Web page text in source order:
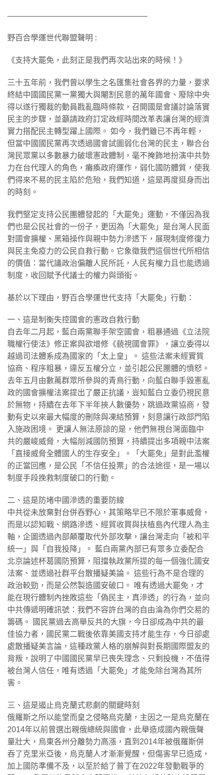
——————————————————
野百合學運世代聯盟聲明 :
《支持大罷免，此刻正是我們再次站出來的時候！》
三十五年前，我們曾以學生之名匯集社會各界的力量，要求
終結中國國民黨一黨獨大與閹割民意的萬年國會、廢除中央
得以遂行獨裁的動員戡亂臨時條款，召開國是會議討論落實
民主的步驟，並籲請政府訂定政經時間改革表讓台灣的經濟
實力搭配民主轉型躍上國際。 如今，我們雖已不再年輕，
但當中國國民黨再次透過國會試圖弱化台灣的民主，聯合台
灣民眾黨以多數暴力破壞憲政體制，毫不掩飾地扮演中共勢
力在台代理人的角色，癱瘓政府運作，弱化國防體質，使我
們得來不易的民主陷於危殆，我們知道，這是再度挺身而出
的時刻。
我們堅定支持公民團體發起的「大罷免」運動，不僅因為我
們也是公民社會的一份子，更因為「大罷免」是台灣人民面
對國會擴權、黑箱操作與親中勢力滲透下，展現制度修復力
與民主免疫力的公民自救行動。它象徵我們這個世代所相信
的價值：當代議政治偏離人民所託，人民有權力且也能透過
制度，收回賦予代議士的權力與頭銜。
基於以下理由，野百合學運世代支持「大罷免」行動：
一、這是制衡失控國會的憲政自救行動
自去年二月起，藍白兩黨聯手架空國會，粗暴通過《立法院
職權行使法》修正案與欲增修《藐視國會罪》，讓立委得以
越過司法體系成為國家的「太上皇」。 這些法案未經實質
協商、程序粗暴，違反五權分立，並引起公民團體的憤怒。
去年五月由數萬群眾所參與的青鳥行動，向藍白聯手毀憲亂
政的國會擴權法案提出了嚴正抗議，豈知藍白立委仍視民意
於無物，持續在去年下半年挾人數優勢，跳過政黨協商，發
動有史以來最大幅度的刪除與凍結預算，刻意讓行政部門陷
入施政困境。 更讓人無法原諒的是，他們無視台灣面臨中
共的嚴峻威脅，大幅削減國防預算，持續提出多項親中法案
「直接威脅全體國人的生存安全」。「大罷免」是對此濫權
的正當回應，是公民「不信任投票」的合法途徑，是一場以
制度手段挽救制度破口的行動。
二、這是防堵中國滲透的重要防線
中共從未放棄對台併吞野心，其策略早已不限於軍事威脅，
而是以認知戰、網路滲透、經貿收買與扶植島內代理人為主
軸，企圖透過內部顛覆取代外部攻擊，讓台灣走向「被和平
統一」與「自我投降」。 藍白兩黨內部已有眾多立委配合
北京論述杯葛國防預算，阻擋執政黨所提的每一個強化國安
法案、並透過社群平台散播疑美論。 這些行為不是合理的
政治較勁，而是公然製造國安破口。 唯有透過大罷免，才
能在現行體制內挫敗這些「偽民主，真滲透」的行為，並向
中共傳遞明確訊號：我們不容許台灣的自由淪為你們交易的
籌碼。 國民黨過去高舉反共的大旗，今日卻成為中共的最
佳協力者，國民黨二戰後依靠美國支持才能生存，今日卻處
處散播疑美言論，這種政黨人格的崩解與對長期國際盟友的
背叛，說明了中國國民黨早已喪失理念、只剩投機，不值得
被台灣人信任，唯有透過「大罷免」才能免除台灣為其所
害。
三、這是遏止烏克蘭式悲劇的關鍵時刻
俄羅斯之所以能堂而皇之侵略烏克蘭，主因之一是烏克蘭在
2014年以前曾選出親俄總統與國會，此舉造成國內親俄聲
量壯大，烏東各州分離勢力高漲，直到2014年被俄羅斯併
吞了克里米亞後，烏克蘭人才漸漸覺醒，但傷害早已造成，
加上國防準備不及，以至於給了普丁在2022年發動戰爭的